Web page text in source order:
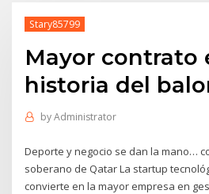
Stary85799
Mayor contrato
historia del
byAdministrator
Deporte y negocio se dan la mano…
soberano de Qatar La startup
convierte en la mayor empresa en